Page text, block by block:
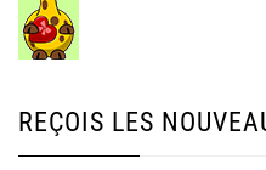
REÇOIS LES